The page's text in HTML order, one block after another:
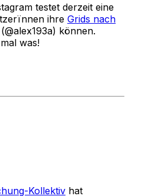
testet derzeit eine
ihre Grids nach
(@alex193a) können.
was!
Kollektiv hat